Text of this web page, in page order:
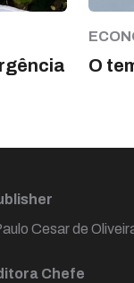
O
Cesar de
Chefe